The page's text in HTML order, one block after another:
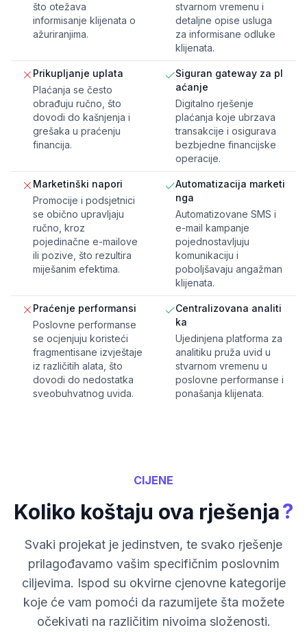
što otežava
informisanje klijenata o
ažuriranjima.
stvarnom vremenu i
detaljne opise usluga
za informisane odluke
klijenata.
Prikupljanje uplata
Plaćanja se često
obrađuju ručno, što
dovodi do kašnjenja i
grešaka u praćenju
financija.
Siguran gateway za pl
aćanje
Digitalno rješenje
plaćanja koje ubrzava
transakcije i osigurava
bezbjedne financijske
operacije.
Marketinški napori
Promocije i podsjetnici
se obično upravljaju
ručno, kroz
pojedinačne e-mailove
ili pozive, što rezultira
miješanim efektima.
Automatizacija marketi
nga
Automatizovane SMS i
e-mail kampanje
pojednostavljuju
komunikaciju i
poboljšavaju angažman
klijenata.
Praćenje performansi
Poslovne performanse
se ocjenjuju koristeći
fragmentisane izvještaje
iz različitih alata, što
dovodi do nedostatka
sveobuhvatnog uvida.
Centralizovana analiti
ka
Ujedinjena platforma za
analitiku pruža uvid u
stvarnom vremenu u
poslovne performanse i
ponašanja klijenata.
CIJENE
Koliko koštaju ova rješenja?
Svaki projekat je jedinstven, te svako rješenje
prilagođavamo vašim specifičnim poslovnim
ciljevima. Ispod su okvirne cjenovne kategorije
koje će vam pomoći da razumijete šta možete
očekivati na različitim nivoima složenosti.